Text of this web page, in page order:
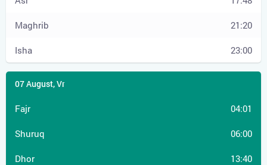
21:20
23:00
04:01
06:00
13:40